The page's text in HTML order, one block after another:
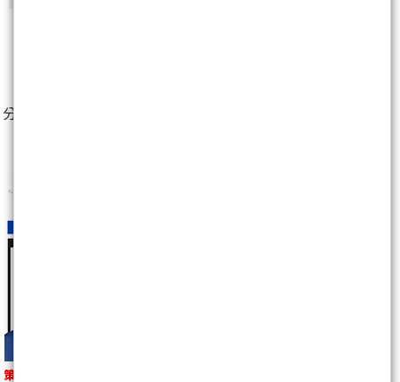
分享至：
策略指標【艾斯 王牌淘股指南(月/季/年)】